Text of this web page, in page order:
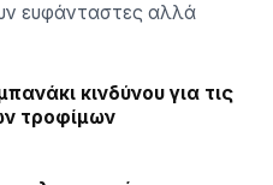
ευφάνταστες αλλά
κινδύνου για τις
τροφίμων